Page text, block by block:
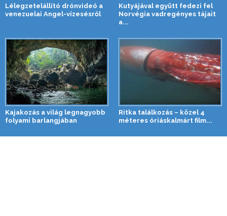
Lélegzetelállító drónvideó a
venezuelai Angel-vízesésről
Kutyájával együtt fedezi fel
Norvégia vadregényes tájait
a...
Kajakozás a világ legnagyobb
folyami barlangjában
Ritka találkozás – közel 4
méteres óriáskalmárt film...